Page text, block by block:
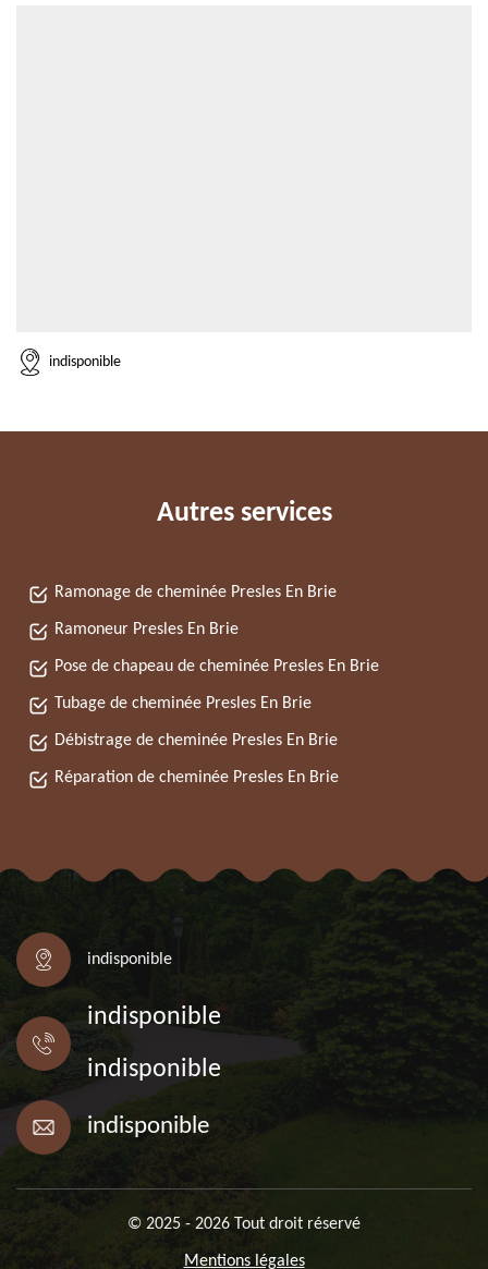
indisponible
Autres services
Ramonage de cheminée Presles En Brie
Ramoneur Presles En Brie
Pose de chapeau de cheminée Presles En Brie
Tubage de cheminée Presles En Brie
Débistrage de cheminée Presles En Brie
Réparation de cheminée Presles En Brie
indisponible
indisponible
indisponible
indisponible
© 2025 - 2026 Tout droit réservé
Mentions légales